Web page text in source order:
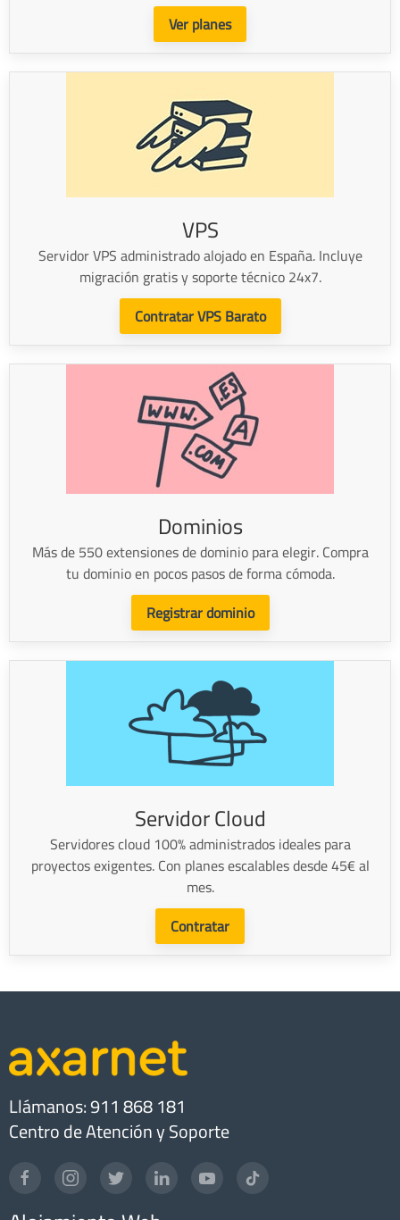
Ver planes
VPS
Servidor VPS administrado alojado en España. Incluye
migración gratis y soporte técnico 24x7.
Contratar VPS Barato
Dominios
Más de 550 extensiones de dominio para elegir. Compra
tu dominio en pocos pasos de forma cómoda.
Registrar dominio
Servidor Cloud
Servidores cloud 100% administrados ideales para
proyectos exigentes. Con planes escalables desde 45€ al
mes.
Contratar
Llámanos: 911 868 181
Centro de Atención y Soporte